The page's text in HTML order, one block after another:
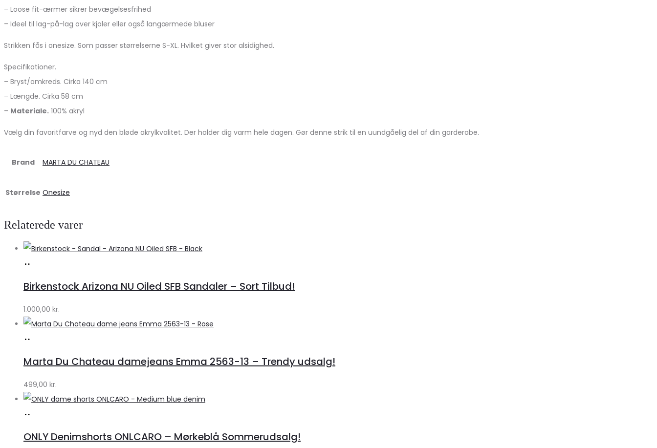
– Loose fit-ærmer sikrer bevægelsesfrihed
– Ideel til lag-på-lag over kjoler eller også langærmede bluser
Strikken fås i onesize. Som passer størrelserne S-XL. Hvilket giver stor alsidighed.
Specifikationer.
– Bryst/omkreds. Cirka 140 cm
– Længde. Cirka 58 cm
– Materiale. 100% akryl
Vælg din favoritfarve og nyd den bløde akrylkvalitet. Der holder dig varm hele dagen. Gør denne strik til en uundgåelig del af din garderobe.
Brand MARTA DU CHATEAU
Størrelse Onesize
Relaterede varer
Lykke
by
Lykke
Birkenstock Arizona NU Oiled SFB Sandaler – Sort Tilbud!
1.000,00 kr.
Klædeskabet.dk
Marta Du Chateau damejeans Emma 2563-13 – Trendy udsalg!
499,00 kr.
Klædeskabet.dk
ONLY Denimshorts ONLCARO – Mørkeblå Sommerudsalg!